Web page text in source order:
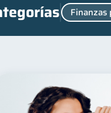
Finanzas
Salud financiera 12
8 Consejos 6